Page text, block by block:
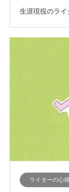
生涯現役のライ
ライターの心